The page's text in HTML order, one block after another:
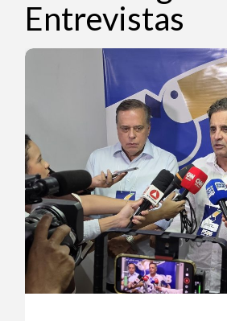
Entrevistas